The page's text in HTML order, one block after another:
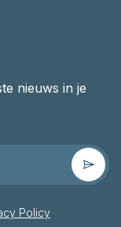
nieuws in je
Policy